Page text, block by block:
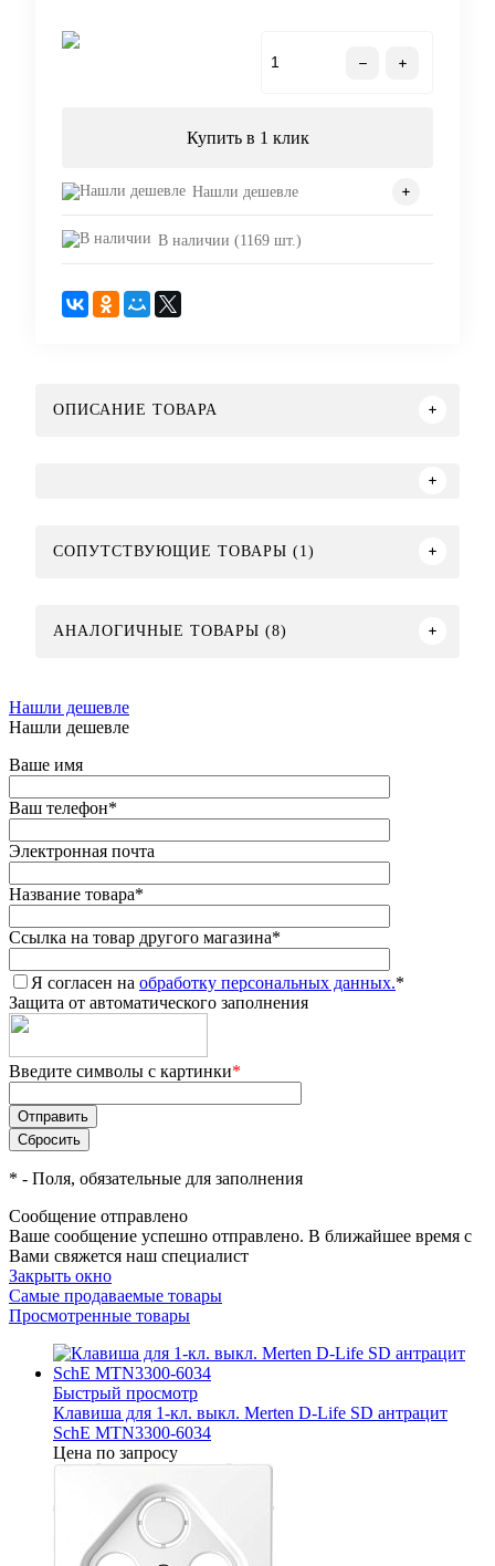
Купить в 1 клик
Нашли дешевле
В наличии (1169 шт.)
ОПИСАНИЕ ТОВАРА
СОПУТСТВУЮЩИЕ ТОВАРЫ (1)
АНАЛОГИЧНЫЕ ТОВАРЫ (8)
Нашли дешевле
Нашли дешевле
Ваше имя
Ваш телефон*
Электронная почта
Название товара*
Ссылка на товар другого магазина*
Я согласен на обработку персональных данных.*
Защита от автоматического заполнения
Введите символы с картинки*
* - Поля, обязательные для заполнения
Сообщение отправлено
Ваше сообщение успешно отправлено. В ближайшее время с
Вами свяжется наш специалист
Закрыть окно
Самые продаваемые товары
Просмотренные товары
Быстрый просмотр
Клавиша для 1-кл. выкл. Merten D-Life SD антрацит
SchE MTN3300-6034
Цена по запросу